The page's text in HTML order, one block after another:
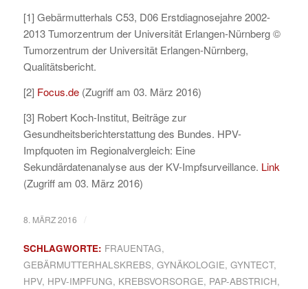
[1] Gebärmutterhals C53, D06 Erstdiagnosejahre 2002-
2013 Tumorzentrum der Universität Erlangen-Nürnberg ©
Tumorzentrum der Universität Erlangen-Nürnberg,
Qualitätsbericht.
[2] Focus.de (Zugriff am 03. März 2016)
[3] Robert Koch-Institut, Beiträge zur
Gesundheitsberichterstattung des Bundes. HPV-
Impfquoten im Regionalvergleich: Eine
Sekundärdatenanalyse aus der KV-Impfsurveillance. Link
(Zugriff am 03. März 2016)
8. MÄRZ 2016 /
SCHLAGWORTE: FRAUENTAG,
GEBÄRMUTTERHALSKREBS, GYNÄKOLOGIE, GYNTECT,
HPV, HPV-IMPFUNG, KREBSVORSORGE, PAP-ABSTRICH,